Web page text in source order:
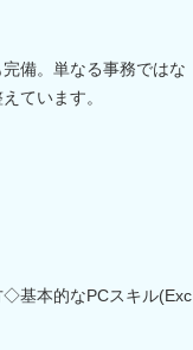
備。単なる事務ではな
ています。
◇基本的なPCスキル(Exc